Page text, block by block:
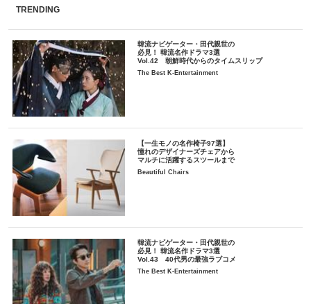
TRENDING
韓流ナビゲーター・田代親世の
必見！ 韓流名作ドラマ3選
Vol.42 朝鮮時代からのタイムスリップ
The Best K-Entertainment
【一生モノの名作椅子97選】
憧れのデザイナーズチェアから
マルチに活躍するスツールまで
Beautiful Chairs
韓流ナビゲーター・田代親世の
必見！ 韓流名作ドラマ3選
Vol.43 40代男の最強ラブコメ
The Best K-Entertainment